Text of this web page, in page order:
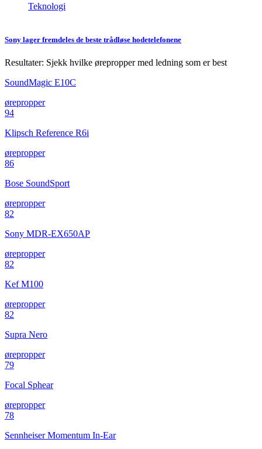
Teknologi
Sony lager fremdeles de beste trådløse hodetelefonene
Resultater: Sjekk hvilke ørepropper med ledning som er best
SoundMagic E10C
ørepropper
94
Klipsch Reference R6i
ørepropper
86
Bose SoundSport
ørepropper
82
Sony MDR-EX650AP
ørepropper
82
Kef M100
ørepropper
82
Supra Nero
ørepropper
79
Focal Sphear
ørepropper
78
Sennheiser Momentum In-Ear